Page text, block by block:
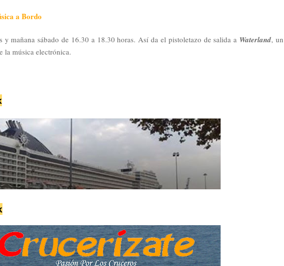
a Bordo
mañana sábado de 16.30 a 18.30 horas. Así da el pistoletazo de salida a Waterland, un
la música electrónica.